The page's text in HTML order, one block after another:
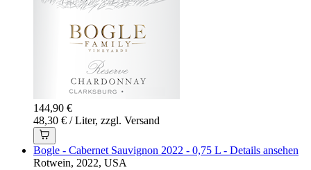
144,90 €
48,30 € / Liter, zzgl. Versand
Bogle - Cabernet Sauvignon 2022 - 0,75 L - Details ansehen
Rotwein, 2022, USA